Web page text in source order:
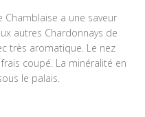
Chamblaise a une saveur
autres Chardonnays de
très aromatique. Le nez
coupé. La minéralité en
le palais.